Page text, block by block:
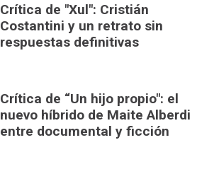
Crítica de "Xul": Cristián
Costantini y un retrato sin
respuestas definitivas
Crítica de “Un hijo propio": el
nuevo híbrido de Maite Alberdi
entre documental y ficción